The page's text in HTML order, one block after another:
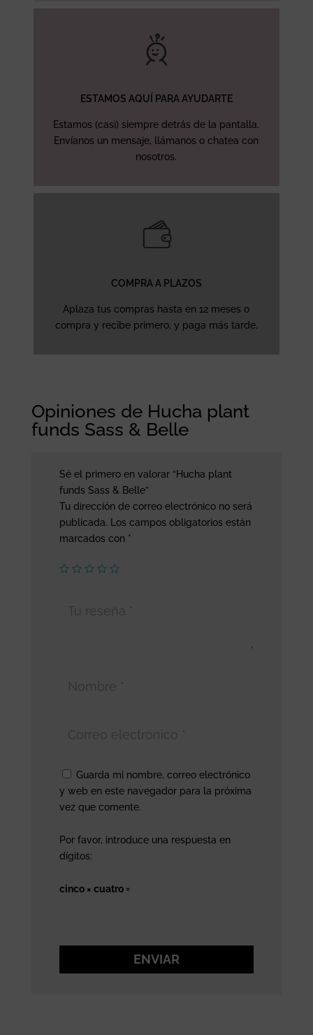
ESTAMOS AQUÍ PARA AYUDARTE
Estamos (casi) siempre detrás de la pantalla.
Envíanos un mensaje, llámanos o chatea con
nosotros.
COMPRA A PLAZOS
Aplaza tus compras hasta en 12 meses o
compra y recibe primero, y paga más tarde.
Opiniones de Hucha plant
funds Sass & Belle
Sé el primero en valorar “Hucha plant
funds Sass & Belle”
Tu dirección de correo electrónico no será
publicada. Los campos obligatorios están
marcados con *
Guarda mi nombre, correo electrónico
y web en este navegador para la próxima
vez que comente.
Por favor, introduce una respuesta en
dígitos:
cinco × cuatro =
ENVIAR